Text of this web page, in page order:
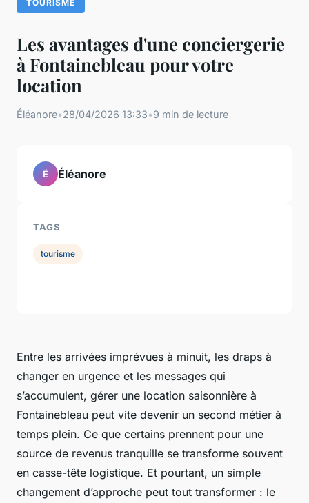
TOURISME
Les avantages d'une conciergerie
à Fontainebleau pour votre
location
Éléanore•28/04/2026 13:33•9 min de lecture
Entre les arrivées imprévues à minuit, les draps à
changer en urgence et les messages qui
s’accumulent, gérer une location saisonnière à
Fontainebleau peut vite devenir un second métier à
temps plein. Ce que certains prennent pour une
source de revenus tranquille se transforme souvent
en casse-tête logistique. Et pourtant, un simple
changement d’approche peut tout transformer : le
É Éléanore
TAGS
tourisme